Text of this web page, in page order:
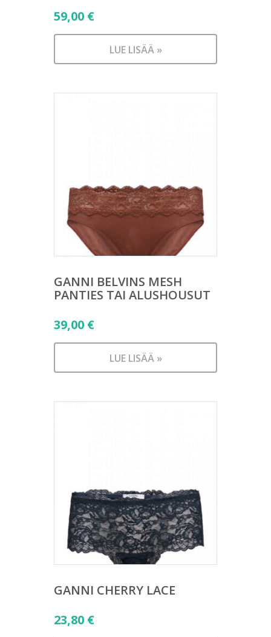
59,00 €
LUE LISÄÄ »
GANNI BELVINS MESH
PANTIES TAI ALUSHOUSUT
39,00 €
LUE LISÄÄ »
GANNI CHERRY LACE
23,80 €